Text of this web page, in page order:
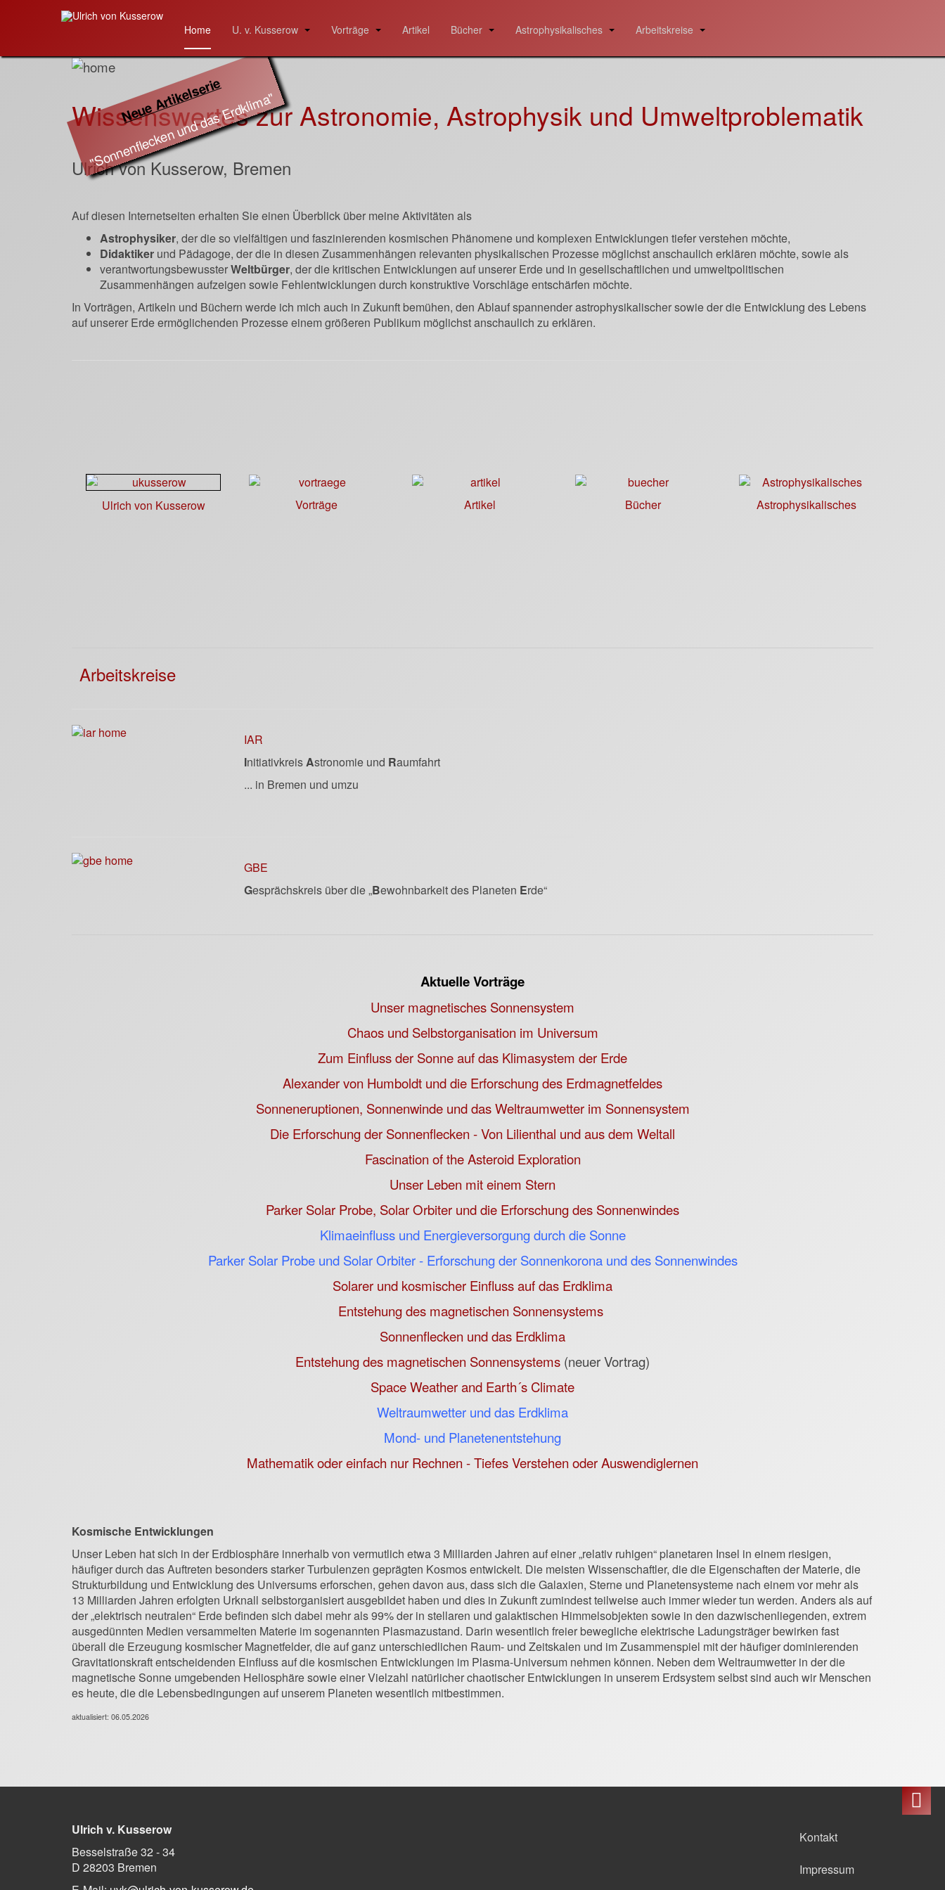
Home U. v. Kusserow Vorträge Artikel Bücher Astrophysikalisches Arbeitskreise
Neue Artikelserie
"
Sonnenflecken und das Erdklima
"
Wissenswertes zur Astronomie, Astrophysik und Umweltproblematik
Ulrich von Kusserow, Bremen
Auf diesen Internetseiten erhalten Sie einen Überblick über meine Aktivitäten als
Astrophysiker, der die so vielfältigen und faszinierenden kosmischen Phänomene und komplexen Entwicklungen tiefer verstehen möchte,
Didaktiker und Pädagoge, der die in diesen Zusammenhängen relevanten physikalischen Prozesse möglichst anschaulich erklären möchte, sowie als
verantwortungsbewussterWeltbürger, der die kritischen Entwicklungen auf unserer Erde und in gesellschaftlichen und umweltpolitischen
Zusammenhängen aufzeigen sowie Fehlentwicklungen durch konstruktive Vorschläge entschärfen möchte.
In Vorträgen, Artikeln und Büchern werde ich mich auch in Zukunft bemühen, den Ablauf spannender astrophysikalischer sowie der die Entwicklung des Lebens
auf unserer Erde ermöglichenden Prozesse einem größeren Publikum möglichst anschaulich zu erklären.
Ulrich von Kusserow Vorträge Artikel Bücher Astrophysikalisches
Arbeitskreise
IAR
InitiativkreisAstronomie und Raumfahrt
... in Bremen und umzu
GBE
Gesprächskreis über die „Bewohnbarkeit des Planeten Erde“
Aktuelle Vorträge
Unser magnetisches Sonnensystem
Chaos und Selbstorganisation im Universum
Zum Einfluss der Sonne auf das Klimasystem der Erde
Alexander von Humboldt und die Erforschung des Erdmagnetfeldes
Sonneneruptionen, Sonnenwinde und das Weltraumwetter im Sonnensystem
Die Erforschung der Sonnenflecken - Von Lilienthal und aus dem Weltall
Fascination of the Asteroid Exploration
Unser Leben mit einem Stern
Parker Solar Probe, Solar Orbiter und die Erforschung des Sonnenwindes
Klimaeinfluss und Energieversorgung durch die Sonne
Parker Solar Probe und Solar Orbiter - Erforschung der Sonnenkorona und des Sonnenwindes
Solarer und kosmischer Einfluss auf das Erdklima
Entstehung des magnetischen Sonnensystems
Sonnenflecken und das Erdklima
Entstehung des magnetischen Sonnensystems (neuer Vortrag)
Space Weather and Earth´s Climate
Weltraumwetter und das Erdklima
Mond- und Planetenentstehung
Mathematik oder einfach nur Rechnen - Tiefes Verstehen oder Auswendiglernen
Kosmische Entwicklungen
Unser Leben hat sich in der Erdbiosphäre innerhalb von vermutlich etwa 3 Milliarden Jahren auf einer „relativ ruhigen“ planetaren Insel in einem riesigen,
häufiger durch das Auftreten besonders starker Turbulenzen geprägten Kosmos entwickelt. Die meisten Wissenschaftler, die die Eigenschaften der Materie, die
Strukturbildung und Entwicklung des Universums erforschen, gehen davon aus, dass sich die Galaxien, Sterne und Planetensysteme nach einem vor mehr als
13 Milliarden Jahren erfolgten Urknall selbstorganisiert ausgebildet haben und dies in Zukunft zumindest teilweise auch immer wieder tun werden. Anders als auf
der „elektrisch neutralen“ Erde befinden sich dabei mehr als 99% der in stellaren und galaktischen Himmelsobjekten sowie in den dazwischenliegenden, extrem
ausgedünnten Medien versammelten Materie im sogenannten Plasmazustand. Darin wesentlich freier bewegliche elektrische Ladungsträger bewirken fast
überall die Erzeugung kosmischer Magnetfelder, die auf ganz unterschiedlichen Raum- und Zeitskalen und im Zusammenspiel mit der häufiger dominierenden
Gravitationskraft entscheidenden Einfluss auf die kosmischen Entwicklungen im Plasma-Universum nehmen können. Neben dem Weltraumwetter in der die
magnetische Sonne umgebenden Heliosphäre sowie einer Vielzahl natürlicher chaotischer Entwicklungen in unserem Erdsystem selbst sind auch wir Menschen
es heute, die die Lebensbedingungen auf unserem Planeten wesentlich mitbestimmen.
aktualisiert: 06.05.2026
Ulrich v. Kusserow
Besselstraße 32 - 34
D 28203 Bremen
Kontakt
Impressum